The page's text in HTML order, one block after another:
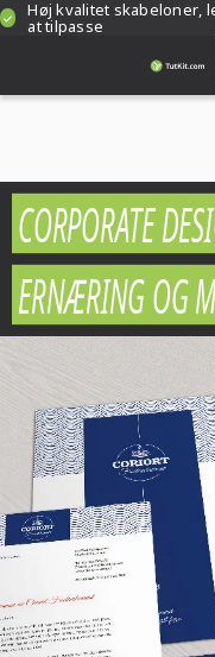
Høj kvalitet skabeloner,
at tilpasse
CORPORATE
ERNÆRING OG